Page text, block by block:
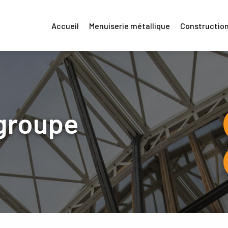
Accueil Menuiserie métallique